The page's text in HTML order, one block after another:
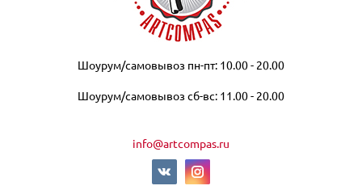
Шоурум/самовывоз пн-пт: 10.00 - 20.00
Шоурум/самовывоз сб-вс: 11.00 - 20.00
info@artcompas.ru